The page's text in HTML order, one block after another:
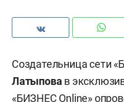
Создательница сети
Латыпова в
«БИЗНЕС Online»